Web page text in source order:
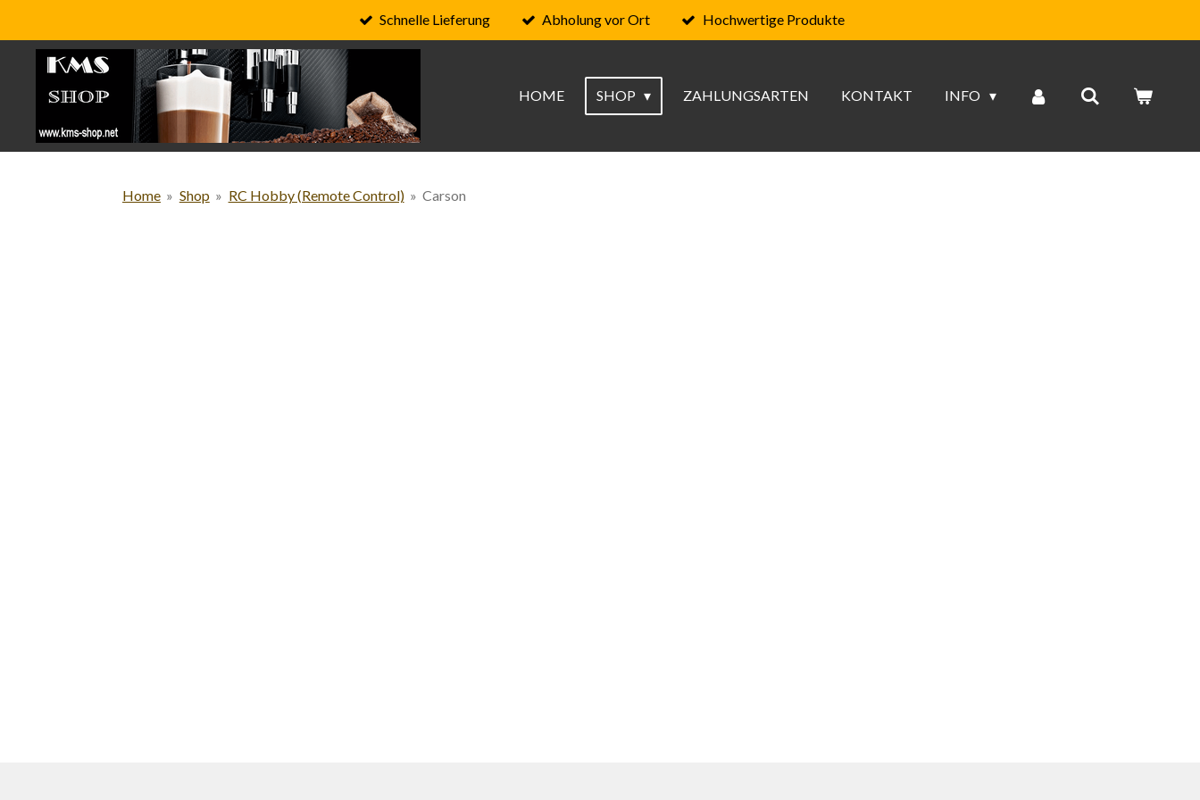
Hauptinhalt
springen
Schnelle Lieferung Abholung vor Ort Hochwertige Produkte
HOME SHOP ZAHLUNGSARTEN KONTAKT INFO
Home » Shop » RC Hobby (Remote Control) » Carson